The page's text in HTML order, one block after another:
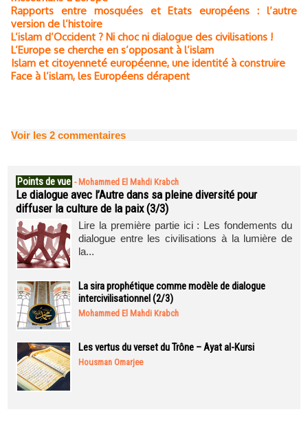
Rapports entre mosquées et Etats européens : l’autre
version de l’histoire
L’islam d’Occident ? Ni choc ni dialogue des civilisations !
L’Europe se cherche en s’opposant à l’islam
Islam et citoyenneté européenne, une identité à construire
Face à l’islam, les Européens dérapent
Voir les 2 commentaires
Points de vue - Mohammed El Mahdi Krabch
Le dialogue avec l’Autre dans sa pleine diversité pour
diffuser la culture de la paix (3/3)
Lire la première partie ici : Les fondements du
dialogue entre les civilisations à la lumière de
la...
La sira prophétique comme modèle de dialogue
intercivilisationnel (2/3)
Mohammed El Mahdi Krabch
Les vertus du verset du Trône – Ayat al-Kursi
Housman Omarjee